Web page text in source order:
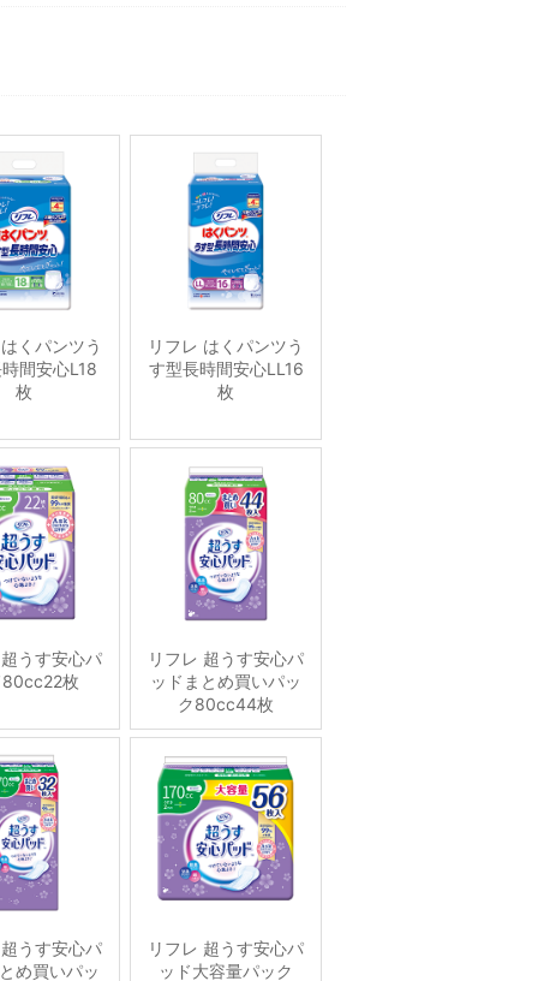
くパンツう
間安心L18
枚
リフレ はくパンツう
す型長時間安心LL16
枚
うす安心パ
80cc22枚
リフレ 超うす安心パ
ッドまとめ買いパッ
ク80cc44枚
うす安心パ
め買いパッ
リフレ 超うす安心パ
ッド大容量パック